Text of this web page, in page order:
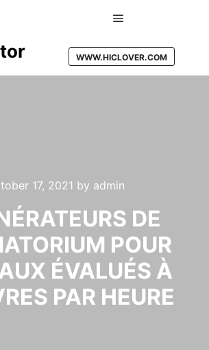
WWW.HICLOVER.COM
17, 2021 by admin
DE
POUR
ÉVALUÉS À
PAR HEURE